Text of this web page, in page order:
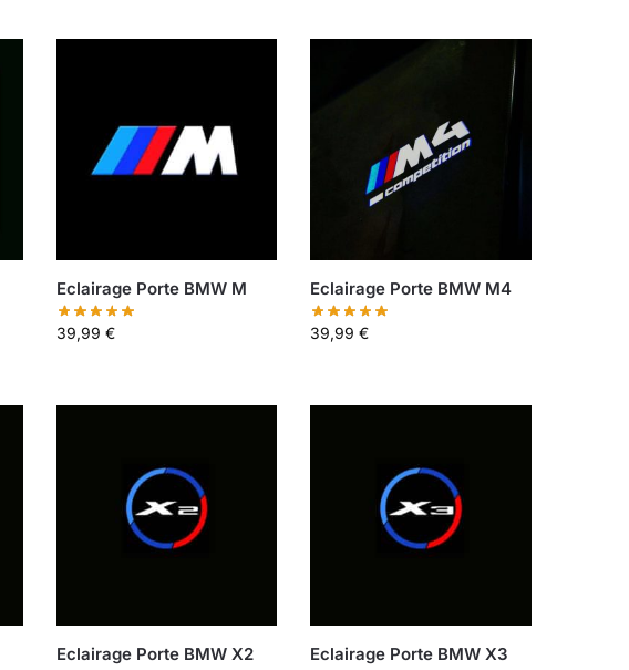
Eclairage Porte BMW M
39,99 €
Eclairage Porte BMW M4
39,99€
Eclairage Porte BMW X2 Eclairage Porte BMW X3